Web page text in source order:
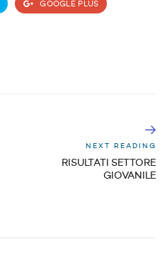
GOOGLE PLUS
NEXT READING
RISULTATI SETTORE
GIOVANILE